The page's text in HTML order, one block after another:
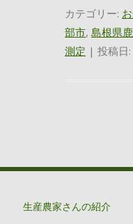
カテゴリー:
部市, 島根県
測定 | 投稿日:
生産農家さんの紹介